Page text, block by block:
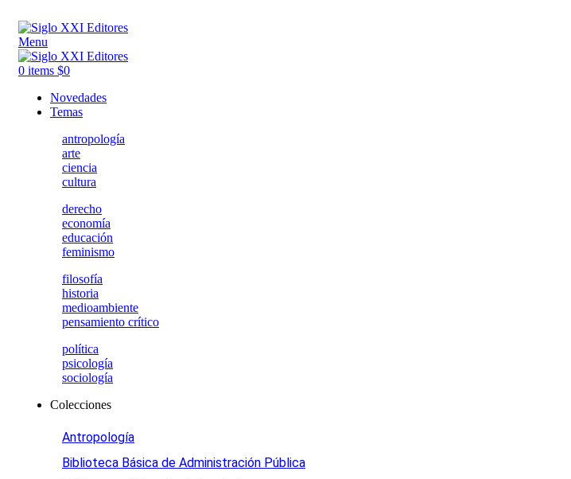
Menu
0 items $0
Novedades
Temas
antropología
arte
ciencia
cultura
derecho
economía
educación
feminismo
filosofía
historia
medioambiente
pensamiento crítico
política
psicología
sociología
Colecciones
Antropología
Biblioteca Básica de Administración Pública